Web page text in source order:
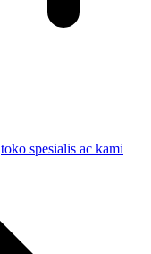
toko spesialis ac kami